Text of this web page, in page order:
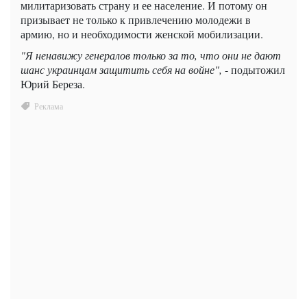
милитаризовать страну и ее население. И потому он
призывает не только к привлечению молодежи в
армию, но и необходимости женской мобилизации.
"Я ненавижу генералов только за то, что они не дают
шанс украинцам защитить себя на войне", - подытожил
Юрий Береза.